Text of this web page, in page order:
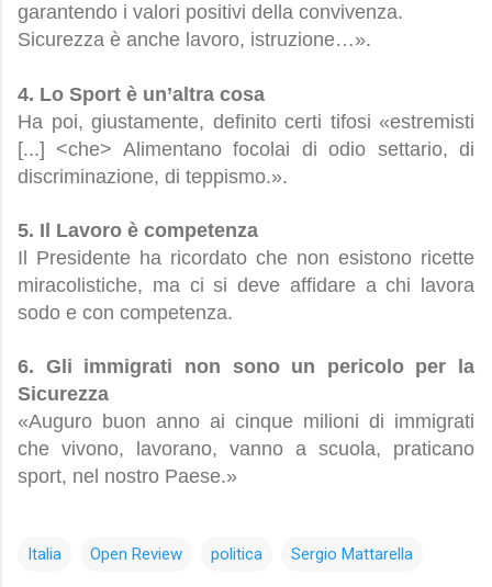
garantendo i valori positivi della convivenza.
Sicurezza è anche lavoro, istruzione…».
4. Lo Sport è un’altra cosa
Ha poi, giustamente, definito certi tifosi «estremisti
[...] <che> Alimentano focolai di odio settario, di
discriminazione, di teppismo.».
5. Il Lavoro è competenza
Il Presidente ha ricordato che non esistono ricette
miracolistiche, ma ci si deve affidare a chi lavora
sodo e con competenza.
6. Gli immigrati non sono un pericolo per la
Sicurezza
«Auguro buon anno ai cinque milioni di immigrati
che vivono, lavorano, vanno a scuola, praticano
sport, nel nostro Paese.»
Italia Open Review politica Sergio Mattarella